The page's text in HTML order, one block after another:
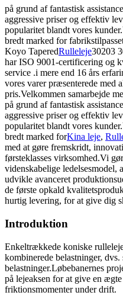
på grund af fantastisk
aggressive priser og effektiv
popularitet blandt vores
bredt marked for
Koyo TaperedRulleleje30203
har ISO 9001-certificering og
service .i mere end 16 års
vores varer præsenterede med
pris.Velkommen samarbejde
på grund af fantastisk
aggressive priser og effektiv
popularitet blandt vores
bredt marked forKina leje,
med at gøre fremskridt,
førsteklasses virksomhed.Vi
videnskabelige
udvikle avanceret
de første opkald
hurtig levering, for at give dig
Introduktion
Enkeltrækkede koniske
kombinerede belastninger,
belastninger.Løbebanernes
på lejeaksen for at give en
friktionsmomenter under drift.